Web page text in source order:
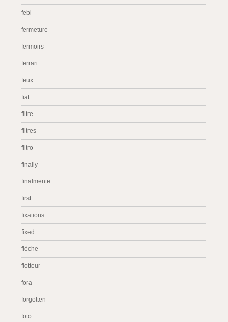
febi
fermeture
fermoirs
ferrari
feux
fiat
filtre
filtres
filtro
finally
finalmente
first
fixations
fixed
flèche
flotteur
fora
forgotten
foto